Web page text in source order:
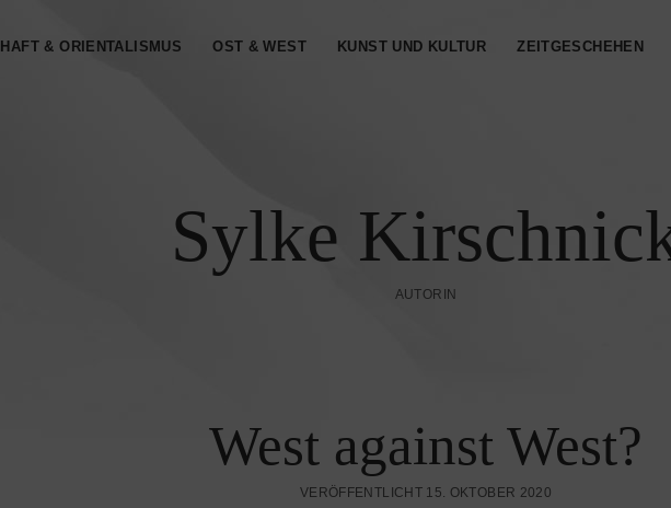
& ORIENTALISMUS OST & WEST KUNST UND KULTUR ZEITGESCHEHEN
Sylke
AUTORIN
West against West?
VERÖFFENTLICHT 15. OKTOBER 2020